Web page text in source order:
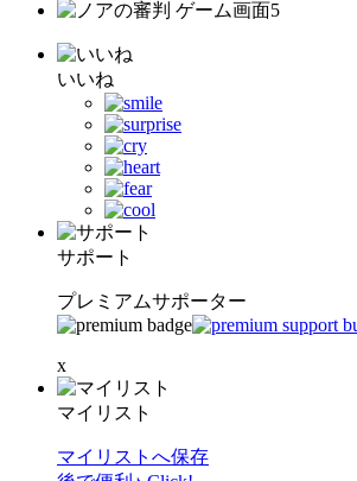
いいね
サポート
プレミアムサポーター
x
マイリスト
マイリストへ保存